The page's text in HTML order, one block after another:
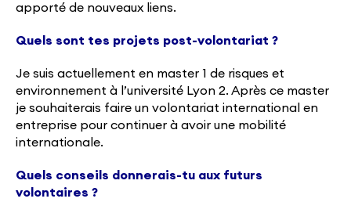
apporté de nouveaux liens.
Quels sont tes projets post-volontariat ?
Je suis actuellement en master 1 de risques et
environnement à l’université Lyon 2. Après ce master
je souhaiterais faire un volontariat international en
entreprise pour continuer à avoir une mobilité
internationale.
Quels conseils donnerais-tu aux futurs
volontaires ?